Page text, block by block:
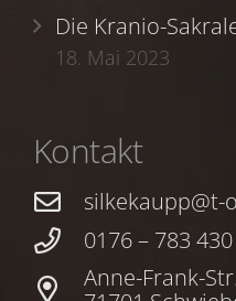
Die Kranio-
18. Mai 2023
Kontakt
silkekaupp@t-
0176 – 783
Anne-Frank-